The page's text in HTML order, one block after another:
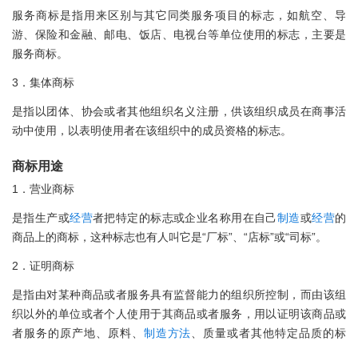
服务商标是指用来区别与其它同类服务项目的标志，如航空、导
游、保险和金融、邮电、饭店、电视台等单位使用的标志，主要是
服务商标。
3．集体商标
是指以团体、协会或者其他组织名义注册，供该组织成员在商事活
动中使用，以表明使用者在该组织中的成员资格的标志。
商标用途
1．营业商标
是指生产或经营者把特定的标志或企业名称用在自己制造或经营的
商品上的商标，这种标志也有人叫它是“厂标”、“店标”或“司标”。
2．证明商标
是指由对某种商品或者服务具有监督能力的组织所控制，而由该组
织以外的单位或者个人使用于其商品或者服务，用以证明该商品或
者服务的原产地、原料、 制造方法 、质量或者其他特定品质的标